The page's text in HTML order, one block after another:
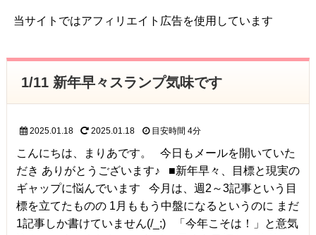
当サイトではアフィリエイト広告を使用しています
1/11 新年早々スランプ気味です
2025.01.18 2025.01.18 目安時間 4分
こんにちは、まりあです。 今日もメールを開いていた
だき ありがとうございます♪ ■新年早々、目標と現実の
ギャップに悩んでいます 今月は、週2～3記事という目
標を立てたものの 1月ももう中盤になるというのに まだ
1記事しか書けていません(/_;) 「今年こそは！」と意気